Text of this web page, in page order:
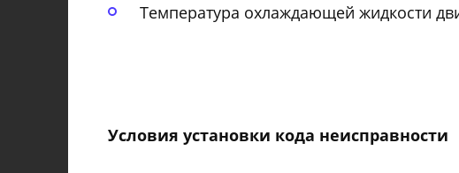
Температура охлаждающей жидкости
Условия установки кода неисправности